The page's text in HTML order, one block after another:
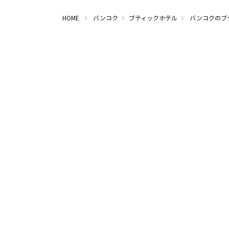
HOME バンコク ブティックホテル バンコクのブ